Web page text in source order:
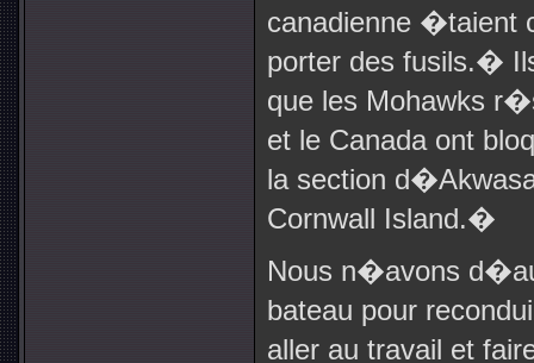
canadienne
porter des fusils.�
que les Mohawks
et le Canada ont
la section
Cornwall Island.�
Nous n�avons
bateau pour
aller au travail et